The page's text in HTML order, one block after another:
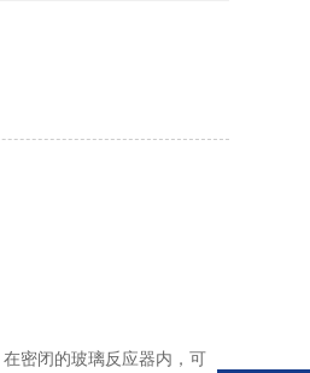
密闭的玻璃反应器内，可